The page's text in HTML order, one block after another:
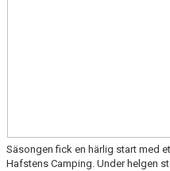
Säsongen fick en härlig start med
Hafstens Camping. Under helgen